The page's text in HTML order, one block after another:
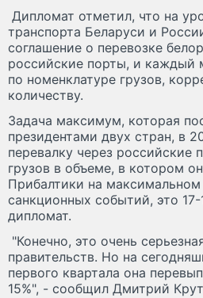
Дипломат отметил, что на
транспорта Беларуси и
соглашение о перевозке
российские порты, и каждый
по номенклатуре грузов,
количеству.
Задача максимум, которая
президентами двух стран, в
перевалку через российские
грузов в объеме, в котором
Прибалтики на
санкционных событий, это
дипломат.
"Конечно, это очень
правительств. Но на
первого квартала она
15%", - сообщил Дмитрий